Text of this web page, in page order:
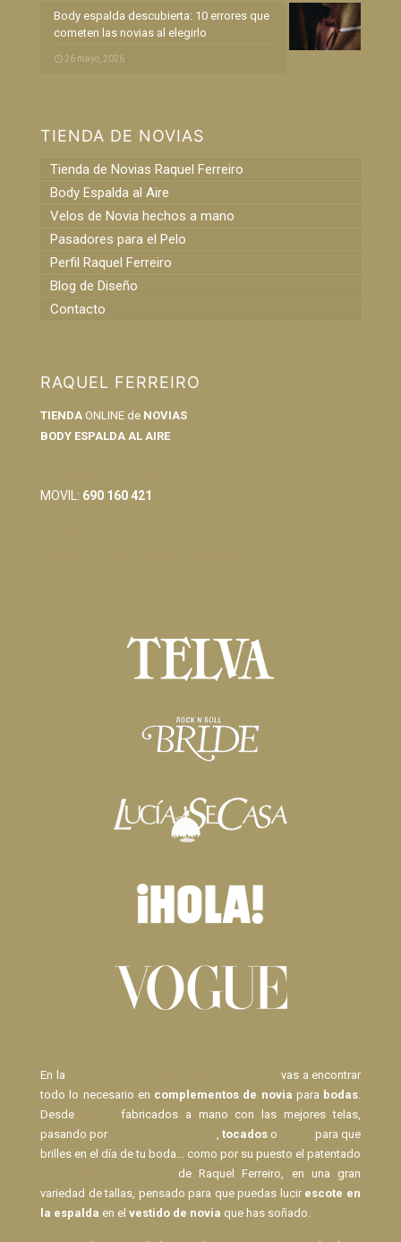
Body espalda descubierta: 10 errores que
cometen las novias al elegirlo
26 mayo, 2026
TIENDA DE NOVIAS
Tienda de Novias Raquel Ferreiro
Body Espalda al Aire
Velos de Novia hechos a mano
Pasadores para el Pelo
Perfil Raquel Ferreiro
Blog de Diseño
Contacto
RAQUEL FERREIRO
TIENDA ONLINE de NOVIAS
BODY ESPALDA AL AIRE
MOVIL: 690 160 421
En la
vas a encontrar
todo lo necesario en complementos de novia para bodas.
Desde
fabricados a mano con las mejores telas,
pasando por
,tocados o
para que
brilles en el día de tu boda... como por su puesto el patentado
de Raquel Ferreiro, en una gran
variedad de tallas, pensado para que puedas lucir escote en
la espalda en el vestido de novia que has soñado.